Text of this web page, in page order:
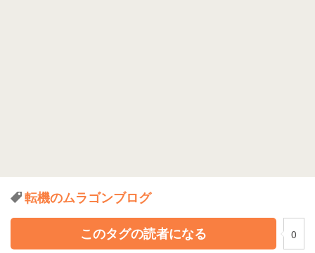
転機のムラゴンブログ
このタグの読者になる
0